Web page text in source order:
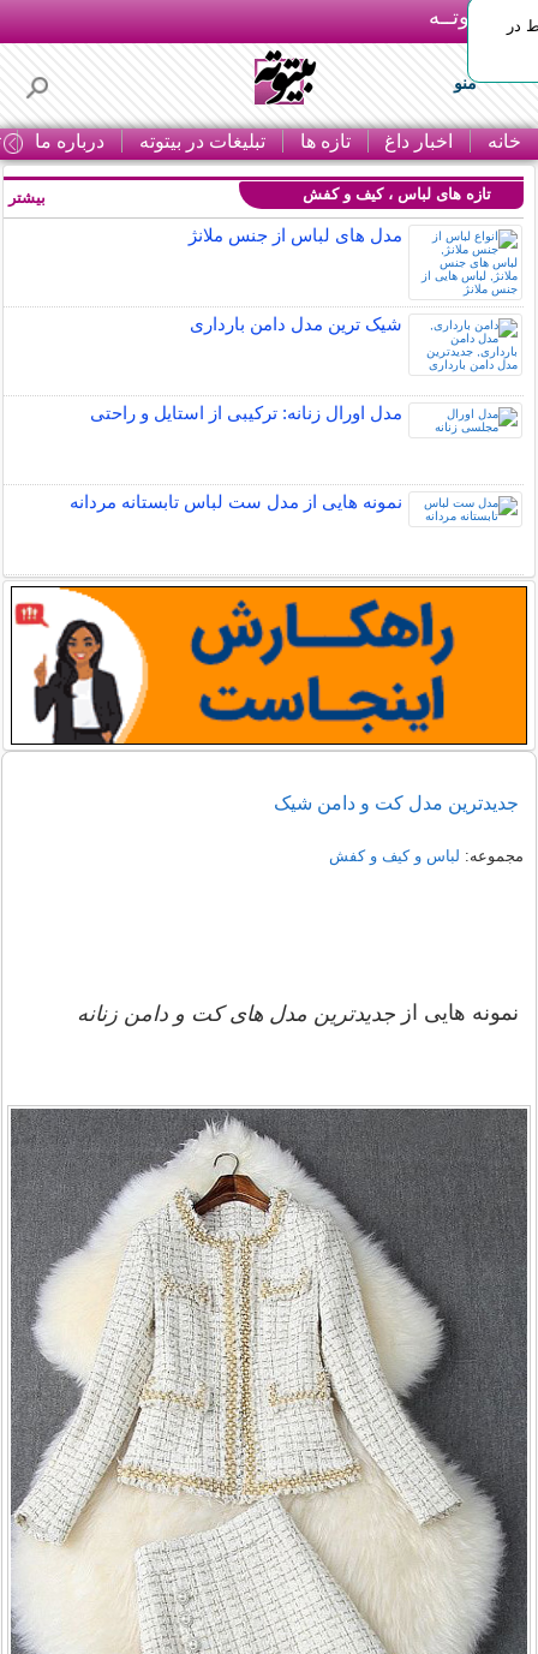
بـیتوتــه
منو
خانه اخبار داغ تازه ها تبلیغات در بیتوته درباره ما
در
تازه های لباس ، کیف و کفش
مدل های لباس از جنس ملانژ
شیک ترین مدل دامن بارداری
مدل اورال زنانه: ترکیبی از استایل و راحتی
نمونه هایی از مدل ست لباس تابستانه مردانه
راهنمای خرید شومیز مجلسی شیک زنانه 1405
نمونه هایی از مدل یقه شومیز
بیشتر
جدیدترین مدل کت و دامن شیک
مجموعه: لباس و کیف و کفش
نمونه هایی از جدیدترین مدل های کت و دامن زنانه